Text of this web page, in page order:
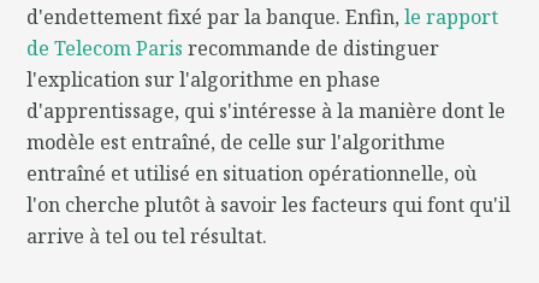
d'endettement fixé par la banque. Enfin,le rapport
de Telecom Paris recommande de distinguer
l'explication sur l'algorithme en phase
d'apprentissage, qui s'intéresse à la manière dont le
modèle est entraîné, de celle sur l'algorithme
entraîné et utilisé en situation opérationnelle, où
l'on cherche plutôt à savoir les facteurs qui font qu'il
arrive à tel ou tel résultat.